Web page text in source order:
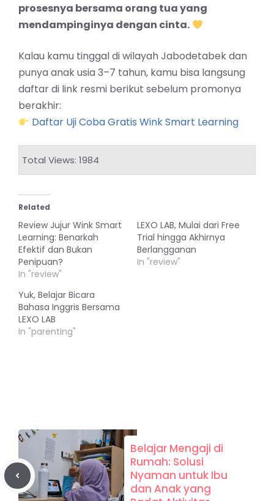
prosesnya bersama orang tua yang
mendampinginya dengan cinta.
Kalau kamu tinggal di wilayah Jabodetabek dan
punya anak usia 3–7 tahun, kamu bisa langsung
daftar di link resmi berikut sebelum promonya
berakhir:
Daftar Uji Coba Gratis Wink Smart Learning
Total Views: 1984
Related
Review Jujur Wink Smart
Learning: Benarkah
Efektif dan Bukan
Penipuan?
In "review"
LEXO LAB, Mulai dari Free
Trial hingga Akhirnya
Berlangganan
In "review"
Yuk, Belajar Bicara
Bahasa Inggris Bersama
LEXO LAB
In "parenting"
Belajar Mengaji di
Rumah: Solusi
Nyaman untuk Ibu
dan Anak yang